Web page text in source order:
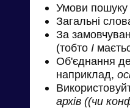
Умови пошуку
Загальні
За
(тобто І
Об'єднання
наприклад,
архів ((чи